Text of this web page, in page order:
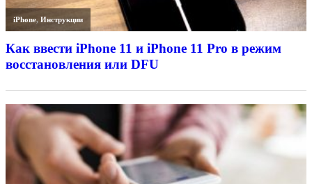
iPhone,Инструкции
Как ввести iPhone 11 и iPhone 11 Pro в режим
восстановления или DFU